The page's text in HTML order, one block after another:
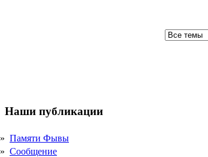
Наши публикации
» Памяти Фывы
» Сообщение